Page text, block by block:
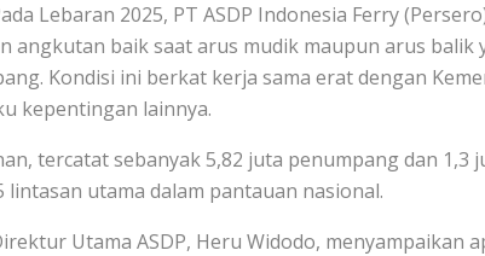
Lebaran 2025, PT ASDP Indonesia Ferry
angkutan baik saat arus mudik maupun arus balik
Kondisi ini berkat kerja sama erat dengan
kepentingan lainnya.
tercatat sebanyak 5,82 juta penumpang dan 1,3
lintasan utama dalam pantauan nasional.
Utama ASDP, Heru Widodo, menyampaikan